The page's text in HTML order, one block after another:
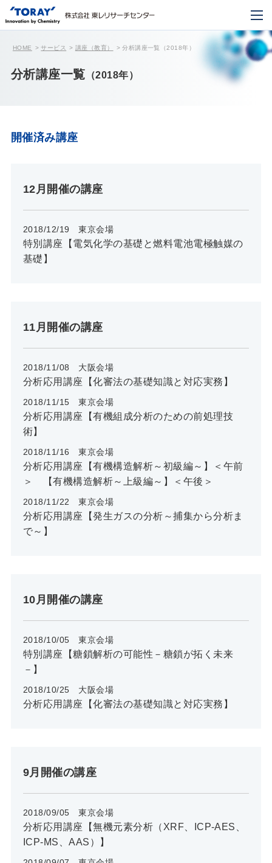
HOME サービス 講座（教育） 分析講座一覧（2018年）
分析講座一覧 （2018年）
開催済み講座
12月開催の講座
2018/12/19 東京会場
特別講座【電気化学の基礎と燃料電池電極触媒の
基礎】
11月開催の講座
2018/11/08 大阪会場
分析応用講座【化審法の基礎知識と対応実務】
2018/11/15 東京会場
分析応用講座【有機組成分析のための前処理技
術】
2018/11/16 東京会場
分析応用講座【有機構造解析～初級編～】＜午前
＞ 【有機構造解析～上級編～】＜午後＞
2018/11/22 東京会場
分析応用講座【発生ガスの分析～捕集から分析ま
で～】
10月開催の講座
2018/10/05 東京会場
特別講座【糖鎖解析の可能性－糖鎖が拓く未来
－】
2018/10/25 大阪会場
分析応用講座【化審法の基礎知識と対応実務】
9月開催の講座
2018/09/05 東京会場
分析応用講座【無機元素分析（XRF、ICP-AES、
ICP-MS、AAS）】